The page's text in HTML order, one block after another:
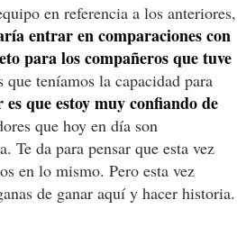
en referencia a los anteriores,
entrar en comparaciones con
para los compañeros que tuve
teníamos la capacidad para
que estoy muy confiando de
que hoy en día son
Te da para pensar que esta vez
en lo mismo. Pero esta vez
de ganar aquí y hacer historia.